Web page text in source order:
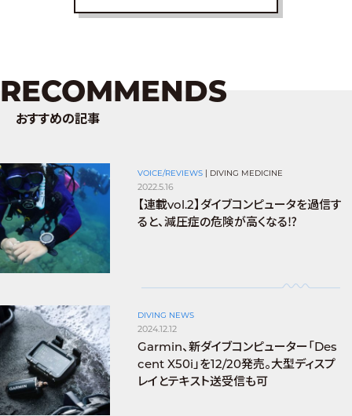
RECOMMENDS
おすすめの記事
VOICE/REVIEWS | DIVING MEDICINE
2022.5.16
【連載vol.2】ダイブコンピュータを過信す
ると、減圧症の危険が高くなる⁉
DIVING NEWS
2024.12.12
Garmin、新ダイブコンピューター「Des
cent X50i」を12/20発売。大型ディスプ
レイとテキスト送受信も可